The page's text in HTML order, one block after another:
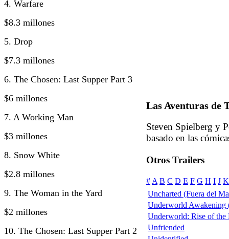
4. Warfare
$8.3 millones
5. Drop
$7.3 millones
6. The Chosen: Last Supper Part 3
$6 millones
7. A Working Man
$3 millones
8. Snow White
$2.8 millones
9. The Woman in the Yard
$2 millones
10. The Chosen: Last Supper Part 2
Las Aventuras
Steven Spielberg y
basado en las
Otros Trailers
# A B C D E F G H I J K
Uncharted (Fuera del
Underworld Awakening
Underworld: Rise of the
Unfriended